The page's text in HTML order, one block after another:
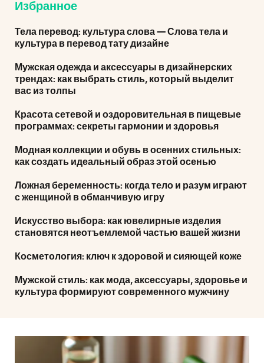
Избранное
Тела перевод: культура слова — Слова тела и
культура в перевод тату дизайне
Мужская одежда и аксессуары в дизайнерских
трендах: как выбрать стиль, который выделит
вас из толпы
Красота сетевой и оздоровительная в пищевые
программах: секреты гармонии и здоровья
Модная коллекции и обувь в осенних стильных:
как создать идеальный образ этой осенью
Ложная беременность: когда тело и разум играют
с женщиной в обманчивую игру
Искусство выбора: как ювелирные изделия
становятся неотъемлемой частью вашей жизни
Косметология: ключ к здоровой и сияющей коже
Мужской стиль: как мода, аксессуары, здоровье и
культура формируют современного мужчину